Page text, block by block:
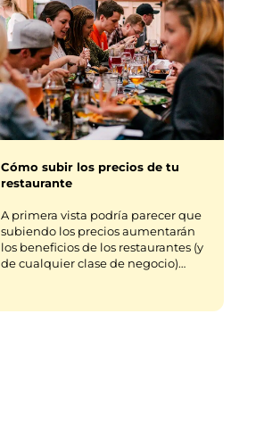
Cómo subir los precios de tu
restaurante
A primera vista podría parecer que
subiendo los precios aumentarán
los beneficios de los restaurantes (y
de cualquier clase de negocio)…